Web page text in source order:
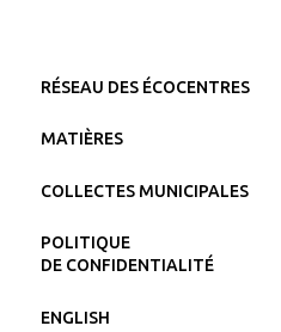
RÉSEAU DES ÉCOCENTRES
MATIÈRES
COLLECTES MUNICIPALES
POLITIQUE
DE CONFIDENTIALITÉ
ENGLISH